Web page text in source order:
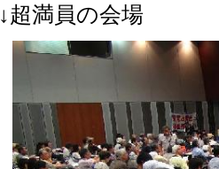
↓超満員の会場